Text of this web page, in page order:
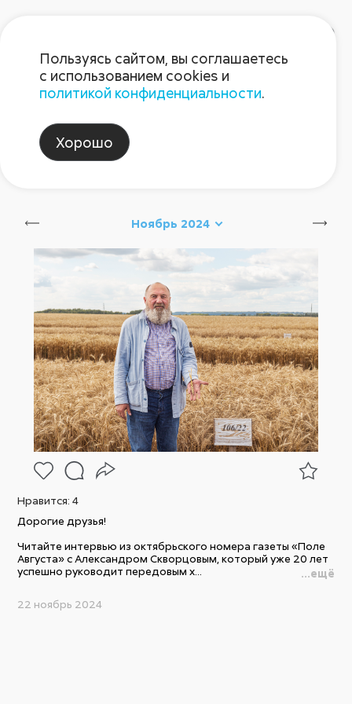
Блог Августа
Ноябрь 2024
Нравится:4
Дорогие друзья!
Читайте интервью из октябрьского номера газеты «Поле
Августа» с Александром Скворцовым, который уже 20 лет
успешно руководит передовым х...
...ещё
22 ноябрь 2024
Пользуясь сайтом, вы соглашаетесь
с использованием cookies и
политикой конфиденциальности.
Хорошо